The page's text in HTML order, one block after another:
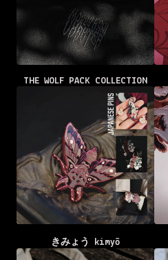
THE WOLF PACK COLLECTION
きみょう kimyō